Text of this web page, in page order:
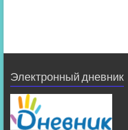
Электронный дневник